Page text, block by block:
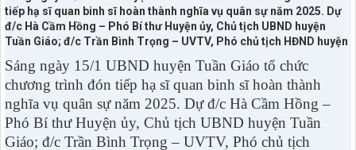
tiếp hạ sĩ quan binh sĩ hoàn thành nghĩa vụ quân sự năm 2025. Dự
đ/c Hà Cầm Hồng – Phó Bí thư Huyện ủy, Chủ tịch UBND huyện
Tuần Giáo; đ/c Trần Bình Trọng – UVTV, Phó chủ tịch HĐND huyện
Sáng ngày 15/1 UBND huyện Tuần Giáo tổ chức
chương trình đón tiếp hạ sĩ quan binh sĩ hoàn thành
nghĩa vụ quân sự năm 2025. Dự đ/c Hà Cầm Hồng –
Phó Bí thư Huyện ủy, Chủ tịch UBND huyện Tuần
Giáo; đ/c Trần Bình Trọng – UVTV, Phó chủ tịch